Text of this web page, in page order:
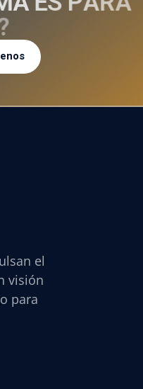
el
visión
para